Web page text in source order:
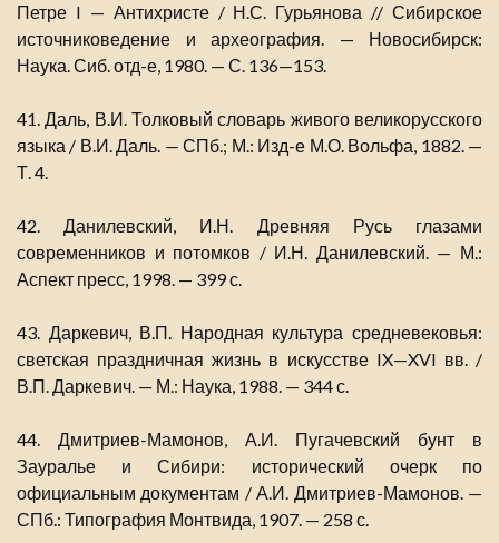
Петре I — Антихристе / Н.С. Гурьянова // Сибирское
источниковедение и археография. — Новосибирск:
Наука. Сиб. отд-е, 1980. — С. 136—153.
41. Даль, В.И. Толковый словарь живого великорусского
языка / В.И. Даль. — СПб.; М.: Изд-е М.О. Вольфа, 1882. —
Т. 4.
42. Данилевский, И.Н. Древняя Русь глазами
современников и потомков / И.Н. Данилевский. — М.:
Аспект пресс, 1998. — 399 с.
43. Даркевич, В.П. Народная культура средневековья:
светская праздничная жизнь в искусстве IX—XVI вв. /
В.П. Даркевич. — М.: Наука, 1988. — 344 с.
44. Дмитриев-Мамонов, А.И. Пугачевский бунт в
Зауралье и Сибири: исторический очерк по
официальным документам / А.И. Дмитриев-Мамонов. —
СПб.: Типография Монтвида, 1907. — 258 с.